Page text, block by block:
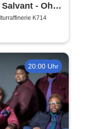
- Oh
2026
K714
20:00 Uhr